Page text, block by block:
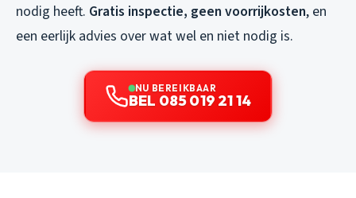
nodig heeft. Gratis inspectie, geen voorrijkosten, en
een eerlijk advies over wat wel en niet nodig is.
NU BEREIKBAAR
BEL 085 019 21 14